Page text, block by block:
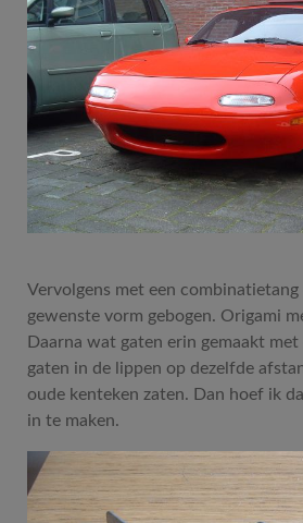
Vervolgens met een
gewenste vorm gebogen. Origami
Daarna wat gaten erin gemaakt
gaten in de lippen op dezelfde
oude kenteken zaten. Dan hoef ik
in te maken.